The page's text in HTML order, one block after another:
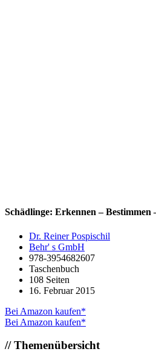
Schädlinge: Erkennen – Bestimmen
Dr. Reiner Pospischil
Behr' s GmbH
978-3954682607
Taschenbuch
108 Seiten
16. Februar 2015
Bei Amazon kaufen*
Bei Amazon kaufen*
// Themenübersicht